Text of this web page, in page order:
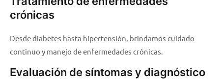
crónicas
Desde diabetes hasta hipertensión, brindamos cuidado
continuo y manejo de enfermedades crónicas.
Evaluación de síntomas y diagnóstico